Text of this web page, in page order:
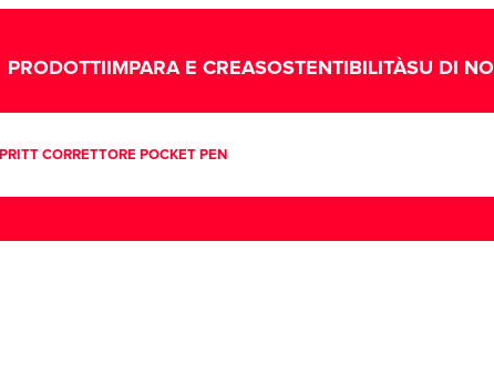
PRODOTTI IMPARA E CREASOSTENTIBILITÀSU DI NOI
PRITT CORRETTORE POCKET PEN